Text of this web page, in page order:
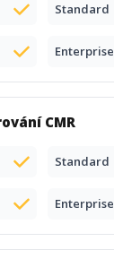
Standard
Enterprise
CMR
Standard
Enterprise